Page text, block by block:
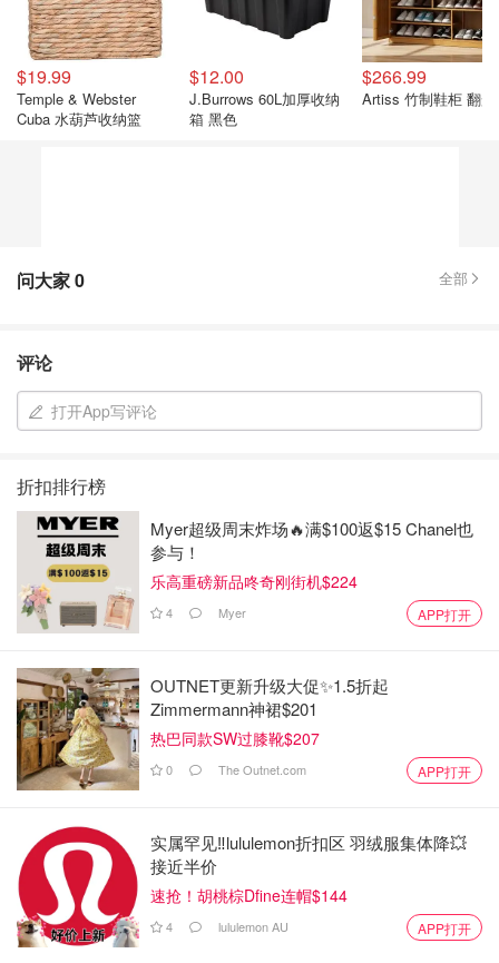
$19.99
Temple & Webster
Cuba 水葫芦收纳篮
$12.00
J.Burrows 60L加厚收纳
箱 黑色
$266.99
Artiss 竹制鞋柜 翻盖
问大家0 全部
评论
打开App写评论
折扣排行榜
Myer超级周末炸场🔥满$100返$15 Chanel也
参与！
乐高重磅新品咚奇刚街机$224
4 Myer APP打开
OUTNET更新升级大促✨1.5折起
Zimmermann神裙$201
热巴同款SW过膝靴$207
0 The Outnet.com APP打开
实属罕见‼️lululemon折扣区 羽绒服集体降💥
接近半价
速抢！胡桃棕Dfine连帽$144
4 lululemon AU APP打开